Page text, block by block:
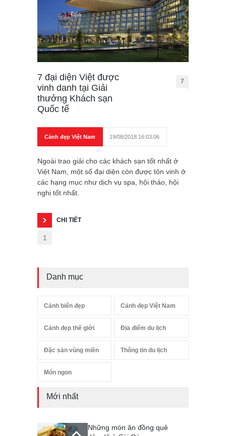
7 đại diện Việt được
vinh danh tại Giải
thưởng Khách sạn
Quốc tế
7
Cảnh đẹp Việt Nam 19/08/2018 16:03:06
Ngoài trao giải cho các khách sạn tốt nhất ở
Việt Nam, một số đại diện còn được tôn vinh ở
các hạng mục như dịch vụ spa, hội thảo, hội
nghị tốt nhất.
CHI TIẾT
1
Danh mục
Cảnh biển đẹp Cảnh đẹp Việt Nam
Cảnh đẹp thế giới Địa điểm du lịch
Đặc sản vùng miền Thông tin du lịch
Món ngon
Mới nhất
Những món ăn đồng quê